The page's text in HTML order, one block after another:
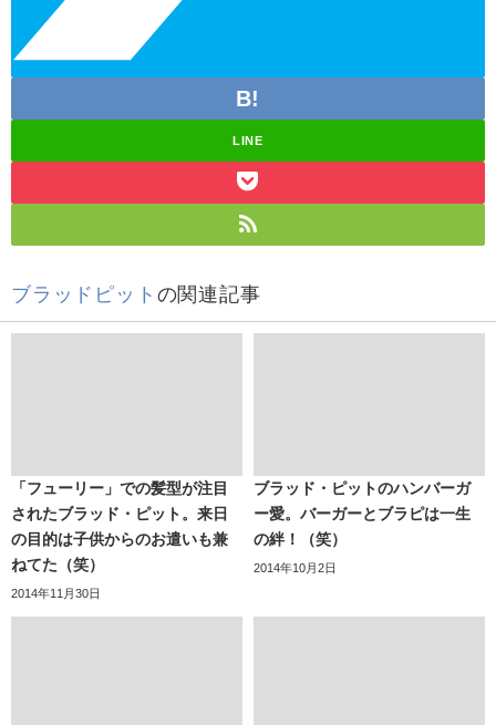
LINE
ブラッドピット の関連記事
「フューリー」での髪型が注目
されたブラッド・ピット。来日
の目的は子供からのお遣いも兼
ねてた（笑）
2014年11月30日
ブラッド・ピットのハンバーガ
ー愛。バーガーとブラピは一生
の絆！（笑）
2014年10月2日